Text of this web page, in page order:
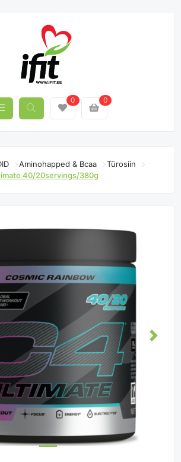
0 0
Aminohapped & Bcaa
Türosiin
40/20servings/380g